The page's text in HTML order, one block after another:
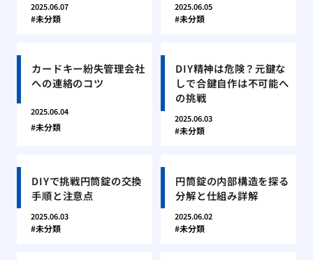
2025.06.07
未分類
2025.06.05
未分類
カードキー紛失管理会社
への連絡のコツ
2025.06.04
未分類
DIY精神は危険？元鍵な
しで合鍵自作は不可能へ
の挑戦
2025.06.03
未分類
DIYで挑戦円筒錠の交換
手順と注意点
2025.06.03
未分類
円筒錠の内部構造を探る
分解と仕組み詳解
2025.06.02
未分類